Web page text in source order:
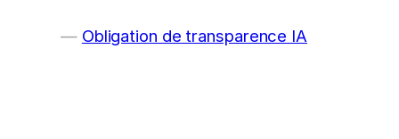
Obligation de transparence IA